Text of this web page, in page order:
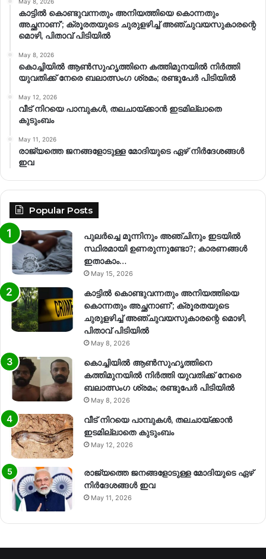
കാട്ടിൽ കൊണ്ടുവന്നതും അനിയത്തിയെ കൊന്നതും
അച്ഛനാണ്’; ക്രൂരതയുടെ ചുരുളഴിച്ച് അഞ്ചുവയസുകാരന്റെ
മൊഴി, പിതാവ് പിടിയിൽ
May 8, 2026
കൊച്ചിയിൽ ആൺസുഹൃത്തിനെ കത്തിമുനയിൽ നിർത്തി
യുവതിക്ക് നേരെ ബലാത്സംഗ​ ശ്രമം; രണ്ടുപേർ പിടിയിൽ
May 12, 2026
വീട് നിറയെ പാമ്പുകൾ, തലചായ്ക്കാൻ ഇടമില്ലാതെ
കുടുംബം
May 11, 2026
രാജ്യത്തെ ജനങ്ങളോടുള്ള മോദിയുടെ ഏഴ് നിര്‍ദേശങ്ങള്‍
ഇവ
Popular Posts
പുലർച്ചെ മൂന്നിനും അഞ്ചിനും ഇടയിൽ
സ്ഥിരമായി ഉണരുന്നുണ്ടോ?; കാരണങ്ങള്‍
ഇതാകാം…
May 15, 2026
കാട്ടിൽ കൊണ്ടുവന്നതും അനിയത്തിയെ
കൊന്നതും അച്ഛനാണ്’; ക്രൂരതയുടെ
ചുരുളഴിച്ച് അഞ്ചുവയസുകാരന്റെ മൊഴി,
പിതാവ് പിടിയിൽ
May 8, 2026
കൊച്ചിയിൽ ആൺസുഹൃത്തിനെ
കത്തിമുനയിൽ നിർത്തി യുവതിക്ക് നേരെ
ബലാത്സംഗ​ ശ്രമം; രണ്ടുപേർ പിടിയിൽ
May 8, 2026
വീട് നിറയെ പാമ്പുകൾ, തലചായ്ക്കാൻ
ഇടമില്ലാതെ കുടുംബം
May 12, 2026
രാജ്യത്തെ ജനങ്ങളോടുള്ള മോദിയുടെ ഏഴ്
നിര്‍ദേശങ്ങള്‍ ഇവ
May 11, 2026